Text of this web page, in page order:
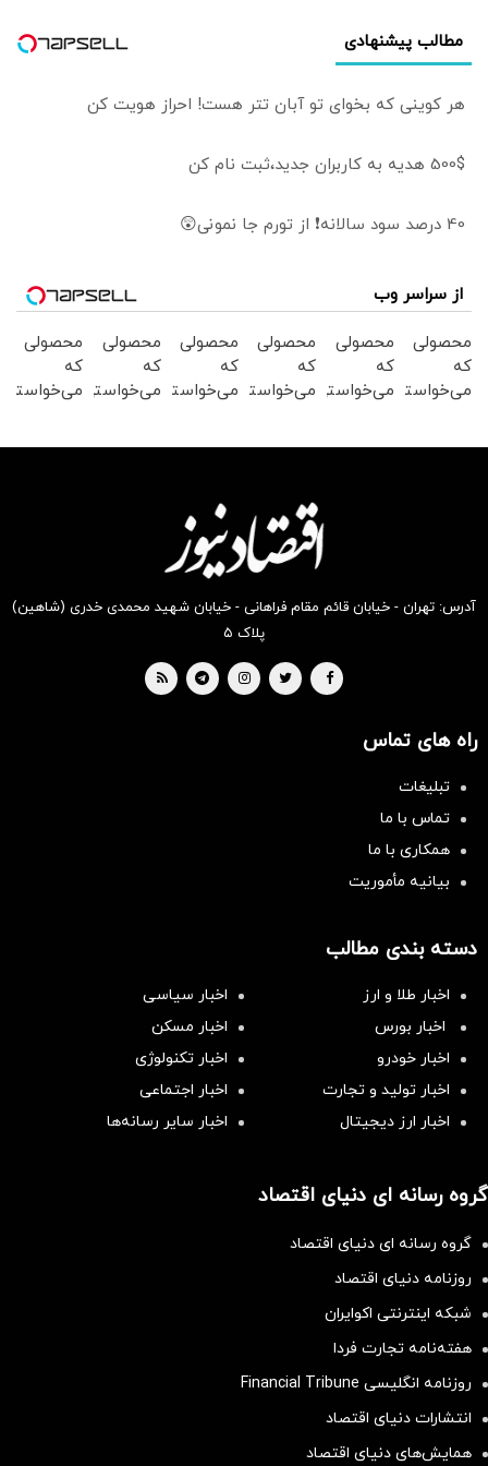
مطالب پیشنهادی
هر کوینی که بخوای تو آبان تتر هست! احراز هویت کن
500$ هدیه به کاربران جدید،ثبت نام کن
40 درصد سود سالانه❗ از تورم جا نمونی😲
از سراسر وب
محصولی
که
می‌خواستی
محصولی
که
می‌خواستی
محصولی
که
می‌خواستی
بخر !
محصولی
که
می‌خواستی
بخر !
محصولی
که
می‌خواستی
محصولی
که
می‌خواستی
آدرس: تهران - خیابان قائم مقام فراهانی - خیابان شهید محمدی خدری (شاهین)
پلاک ۵
راه های تماس
تبلیغات
تماس با ما
همکاری با ما
بیانیه مأموریت
دسته بندی مطالب
اخبار طلا و ارز
اخبار سیاسی
اخبار بورس
اخبار مسکن
اخبار خودرو
اخبار تکنولوژی
اخبار تولید و تجارت
اخبار اجتماعی
اخبار ارز دیجیتال
اخبار سایر رسانه‌‌ها
گروه رسانه ای دنیای اقتصاد
گروه رسانه ای دنیای اقتصاد
روزنامه دنیای اقتصاد
شبکه اینترنتی اکوایران
هفته‌نامه تجارت فردا
روزنامه انگلیسی Financial Tribune
انتشارات دنیای اقتصاد
همایش‌های دنیای اقتصاد